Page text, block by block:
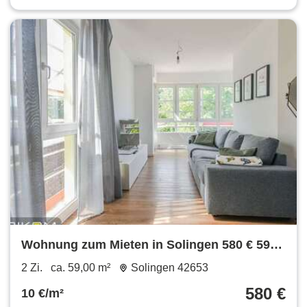
Wohnung zum Mieten in Solingen 580 € 59
m²
2 Zi. ca. 59,00 m² Solingen 42653
10 €/m² 580 €